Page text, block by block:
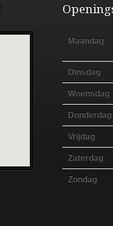
Maandag
Dinsdag
Woensdag
Donderdag
Vrijdag
Zaterdag
Zondag